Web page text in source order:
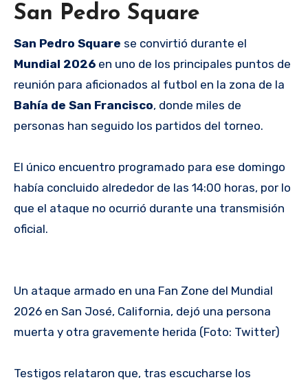
San Pedro Square
San Pedro Square se convirtió durante el
Mundial 2026 en uno de los principales puntos de
reunión para aficionados al futbol en la zona de la
Bahía de San Francisco, donde miles de
personas han seguido los partidos del torneo.
El único encuentro programado para ese domingo
había concluido alrededor de las 14:00 horas, por lo
que el ataque no ocurrió durante una transmisión
oficial.
Un ataque armado en una Fan Zone del Mundial
2026 en San José, California, dejó una persona
muerta y otra gravemente herida (Foto: Twitter)
Testigos relataron que, tras escucharse los